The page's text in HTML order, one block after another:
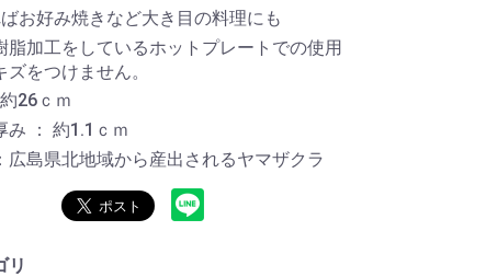
お好み焼きなど大き目の料理にも
脂加工をしているホットプレートでの使用
ズをつけません。
26ｃｍ
み ： 約1.1ｃｍ
広島県北地域から産出されるヤマザクラ
リ